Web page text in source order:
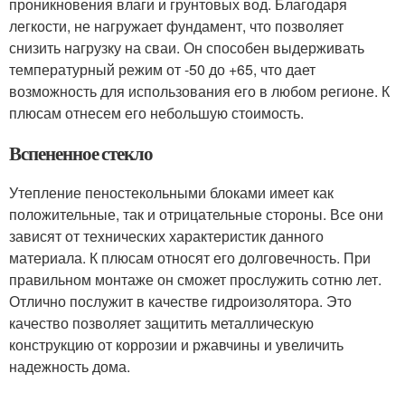
легкости, не нагружает фундамент, что позволяет
снизить нагрузку на сваи. Он способен выдерживать
температурный режим от -50 до +65, что дает
возможность для использования его в любом регионе. К
плюсам отнесем его небольшую стоимость.
Вспененное стекло
Утепление пеностекольными блоками имеет как
положительные, так и отрицательные стороны. Все они
зависят от технических характеристик данного
материала. К плюсам относят его долговечность. При
правильном монтаже он сможет прослужить сотню лет.
Отлично послужит в качестве гидроизолятора. Это
качество позволяет защитить металлическую
конструкцию от коррозии и ржавчины и увеличить
надежность дома.